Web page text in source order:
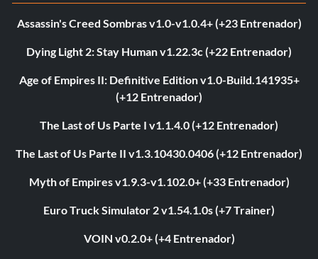
Assassin's Creed Sombras v1.0-v1.0.4+ (+23 Entrenador)
Dying Light 2: Stay Human v1.22.3c (+22 Entrenador)
Age of Empires II: Definitive Edition v1.0-Build.141935+
(+12 Entrenador)
The Last of Us Parte I v1.1.4.0 (+12 Entrenador)
The Last of Us Parte II v1.3.10430.0406 (+12 Entrenador)
Myth of Empires v1.9.3-v1.102.0+ (+33 Entrenador)
Euro Truck Simulator 2 v1.54.1.0s (+7 Trainer)
VOIN v0.2.0+ (+4 Entrenador)